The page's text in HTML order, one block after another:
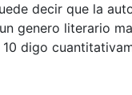
decir que la
genero literario
digo
una estadistica